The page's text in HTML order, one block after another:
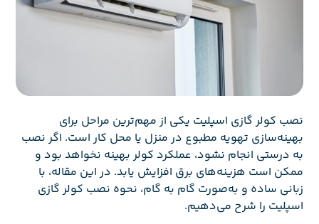
نصب کولر گازی اسپلیت یکی از مهم‌ترین مراحل برای
بهینه‌سازی تهویه مطبوع در منزل یا محل کار است. اگر نصب
به درستی انجام نشود، عملکرد کولر بهینه نخواهد بود و
ممکن است هزینه‌های برق افزایش یابد. در این مقاله، با
زبانی ساده و به‌صورت گام به گام، نحوه نصب کولر گازی
اسپلیت را شرح می‌دهیم.